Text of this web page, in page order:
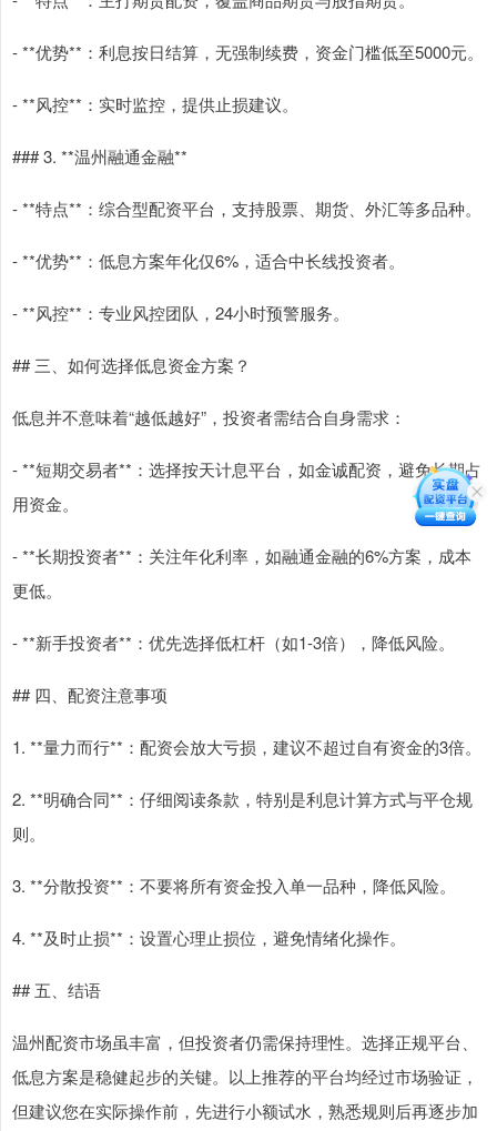
- **优势**：利息按日结算，无强制续费，资金门槛低至5000元。
- **风控**：实时监控，提供止损建议。
### 3. **温州融通金融**
- **特点**：综合型配资平台，支持股票、期货、外汇等多品种。
- **优势**：低息方案年化仅6%，适合中长线投资者。
- **风控**：专业风控团队，24小时预警服务。
## 三、如何选择低息资金方案？
低息并不意味着“越低越好”，投资者需结合自身需求：
- **短期交易者**：选择按天计息平台，如金诚配资，避免长期占
用资金。
- **长期投资者**：关注年化利率，如融通金融的6%方案，成本
更低。
- **新手投资者**：优先选择低杠杆（如1-3倍），降低风险。
## 四、配资注意事项
1. **量力而行**：配资会放大亏损，建议不超过自有资金的3倍。
2. **明确合同**：仔细阅读条款，特别是利息计算方式与平仓规
则。
3. **分散投资**：不要将所有资金投入单一品种，降低风险。
4. **及时止损**：设置心理止损位，避免情绪化操作。
## 五、结语
温州配资市场虽丰富，但投资者仍需保持理性。选择正规平台、
低息方案是稳健起步的关键。以上推荐的平台均经过市场验证，
但建议您在实际操作前，先进行小额试水，熟悉规则后再逐步加